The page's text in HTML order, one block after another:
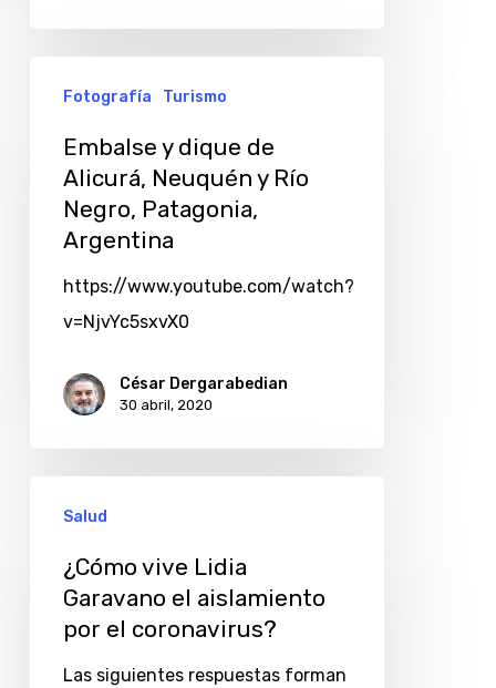
Fotografía Turismo
Embalse y dique de
Alicurá, Neuquén y Río
Negro, Patagonia,
Argentina
https://www.youtube.com/watch?
v=NjvYc5sxvX0
César Dergarabedian
30 abril, 2020
Lidia
Garavano
aislamiento
Salud
¿Cómo vive Lidia
Garavano el aislamiento
por el coronavirus?
Las siguientes respuestas forman